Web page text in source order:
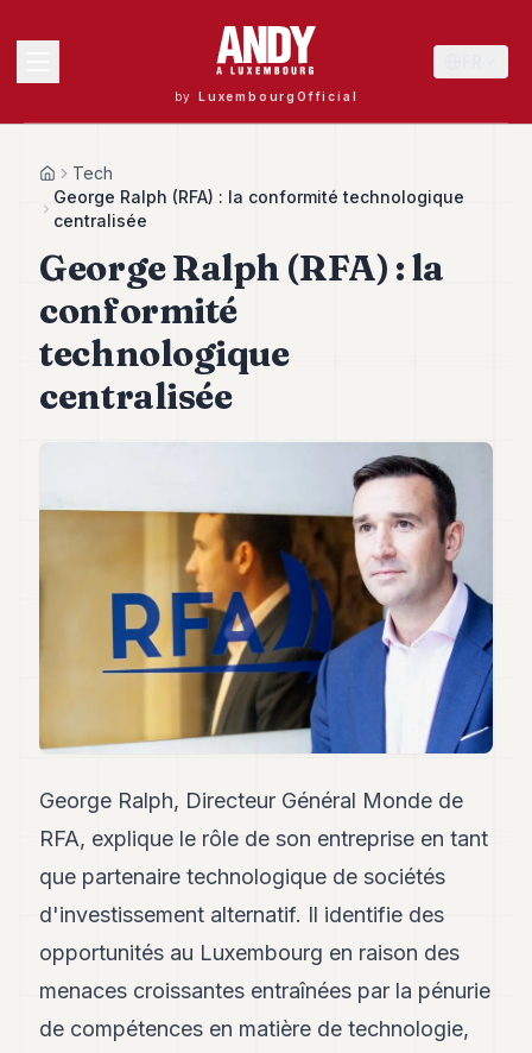
by LuxembourgOfficial
Andy
40
Andy
39
Andy
Andy
28
Andy
27
Andy
Andy
24
23
Andy
22
HomeTech
George Ralph (RFA) : la conformité technologique
centralisée
George Ralph (RFA) : la
conformité
technologique
centralisée
George Ralph, Directeur Général Monde de
RFA, explique le rôle de son entreprise en tant
que partenaire technologique de sociétés
d'investissement alternatif. Il identifie des
opportunités au Luxembourg en raison des
menaces croissantes entraînées par la pénurie
de compétences en matière de technologie,